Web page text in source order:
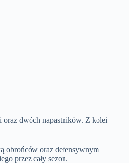
oraz dwóch napastników. Z kolei
obrońców oraz defensywnym
przez cały sezon.